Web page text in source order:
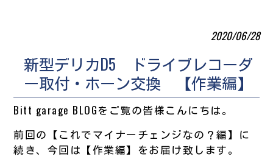
2020/06/28
新型デリカD5 ドライブレコーダ
ー取付・ホーン交換 【作業編】
Bitt garage BLOGをご覧の皆様こんにちは。
前回の【これでマイナーチェンジなの？編】に
続き、今回は【作業編】をお届け致します。